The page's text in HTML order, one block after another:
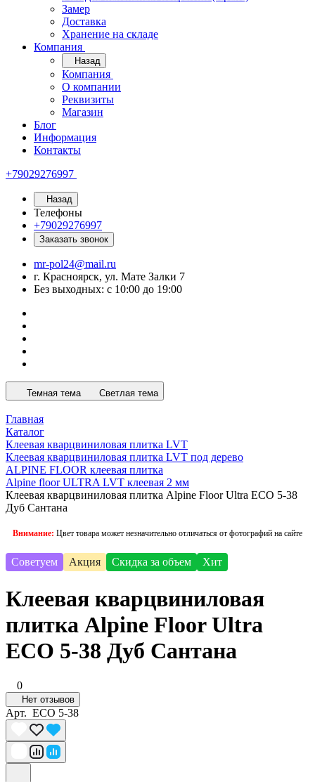
Замер
Доставка
Хранение на складе
Компания
Назад
Компания
О компании
Реквизиты
Магазин
Блог
Информация
Контакты
+79029276997
Назад
Телефоны
+79029276997
Заказать звонок
mr-pol24@mail.ru
г. Красноярск, ул. Мате Залки 7
Без выходных: с 10:00 до 19:00
Темная тема Светлая тема
Главная
Каталог
Клеевая кварцвиниловая плитка LVT
Клеевая кварцвиниловая плитка LVT под дерево
ALPINE FLOOR клеевая плитка
Alpine floor ULTRA LVT клеевая 2 мм
Клеевая кварцвиниловая плитка Alpine Floor Ultra ЕСО 5-38
Дуб Сантана
Внимание: Цвет товара может незначительно отличаться от фотографий на сайте
Советуем Акция Скидка за объем Хит
Клеевая кварцвиниловая
плитка Alpine Floor Ultra
ЕСО 5-38 Дуб Сантана
0
Нет отзывов
Арт. ЕСО 5-38